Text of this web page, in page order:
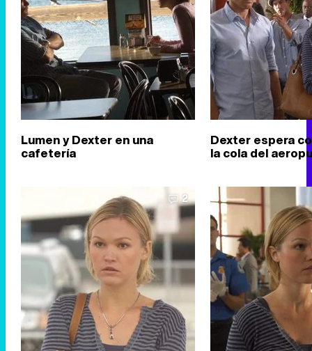
Lumen y Dexter en una
cafetería
Dexter espera
la cola del
2